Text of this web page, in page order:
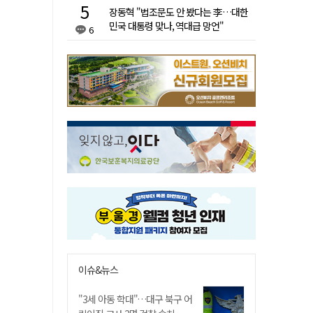
6
장동혁 "법조문도 안 봤다는 李…대한
민국 대통령 맞나, 역대급 망언"
이슈&뉴스
"3세 아동 학대"…대구 북구 어